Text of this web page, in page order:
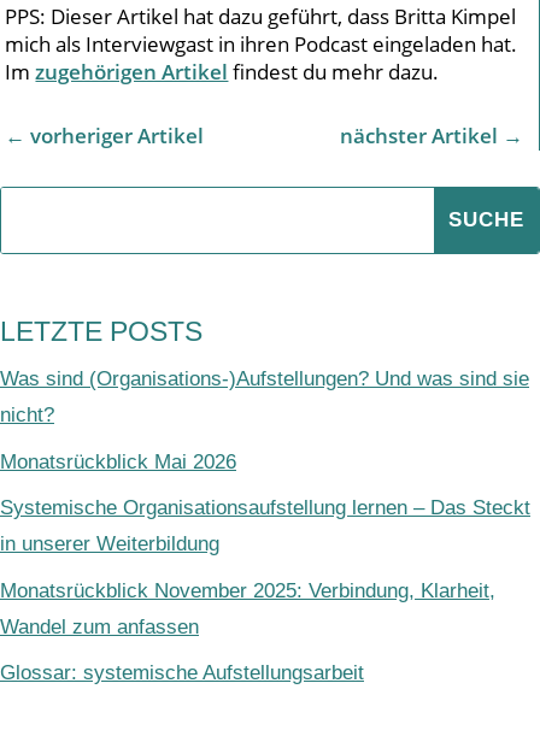
PPS: Dieser Artikel hat dazu geführt, dass Britta Kimpel
mich als Interviewgast in ihren Podcast eingeladen hat.
Imzugehörigen Artikel findest du mehr dazu.
←vorheriger Artikel nächster Artikel →
LETZTE POSTS
Was sind (Organisations-)Aufstellungen? Und was sind sie
nicht?
Monatsrückblick Mai 2026
Systemische Organisationsaufstellung lernen – Das Steckt
in unserer Weiterbildung
Monatsrückblick November 2025: Verbindung, Klarheit,
Wandel zum anfassen
Glossar: systemische Aufstellungsarbeit